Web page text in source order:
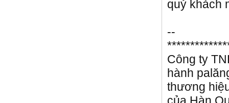
quý khách
--
Công ty
hành
thương